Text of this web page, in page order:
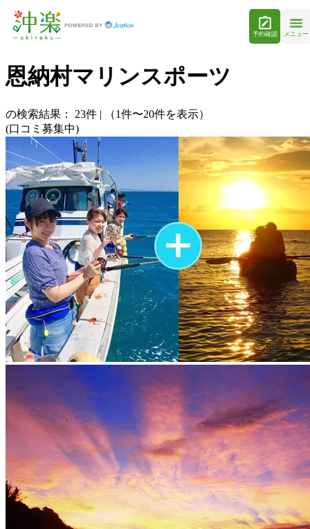
予約確認 メニュー
恩納村マリンスポーツ
の検索結果： 23件 |
（1件〜20件を表示）
(口コミ募集中)